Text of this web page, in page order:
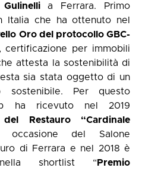
a Ferrara. Primo
Italia che ha ottenuto nel
Oro del protocollo GBC-
certificazione per immobili
attesta la sostenibilità di
sia stata oggetto di un
sostenibile. Per questo
ha ricevuto nel 2019
Restauro “Cardinale
del Salone
di Ferrara e nel 2018 è
shortlist “Premio